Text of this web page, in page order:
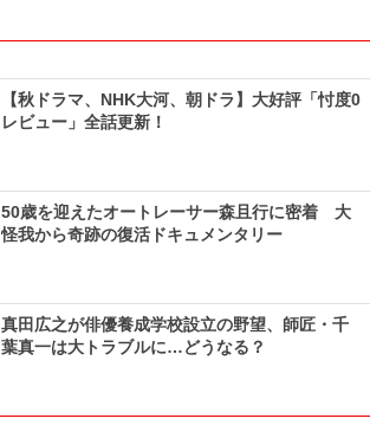
【秋ドラマ、NHK大河、朝ドラ】大好評「忖度0
レビュー」全話更新！
50歳を迎えたオートレーサー森且行に密着 大
怪我から奇跡の復活ドキュメンタリー
真田広之が俳優養成学校設立の野望、師匠・千
葉真一は大トラブルに…どうなる？